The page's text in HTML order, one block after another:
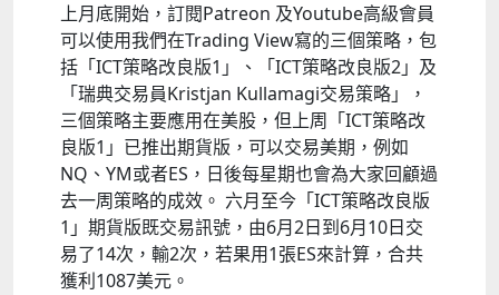
上月底開始，訂閱Patreon 及Youtube高級會員
可以使用我們在Trading View寫的三個策略，包
括「ICT策略改良版1」、「ICT策略改良版2」及
「瑞典交易員Kristjan Kullamagi交易策略」，
三個策略主要應用在美股，但上周「ICT策略改
良版1」已推出期貨版，可以交易美期，例如
NQ、YM或者ES，日後每星期也會為大家回顧過
去一周策略的成效。 六月至今「ICT策略改良版
1」期貨版既交易訊號，由6月2日到6月10日交
易了14次，輸2次，若果用1張ES來計算，合共
獲利1087美元。